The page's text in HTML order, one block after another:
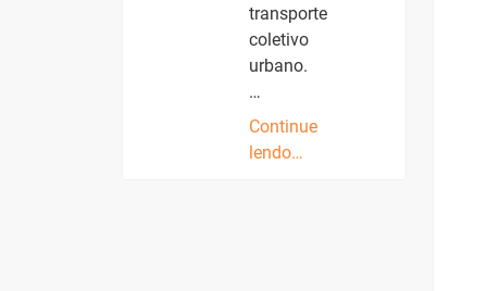
transporte
coletivo
urbano.
…
Continue
lendo…